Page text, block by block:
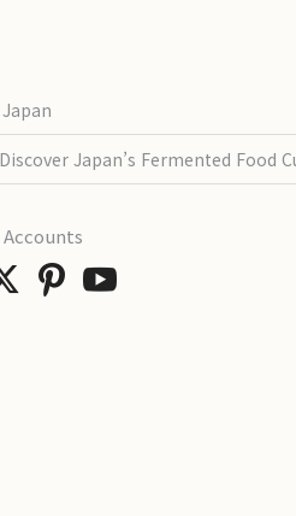
Japan’s Fermented Food